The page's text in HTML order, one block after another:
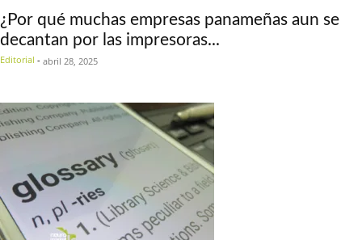
¿Por qué muchas empresas panameñas aun se
decantan por las impresoras...
Editorial - abril 28, 2025